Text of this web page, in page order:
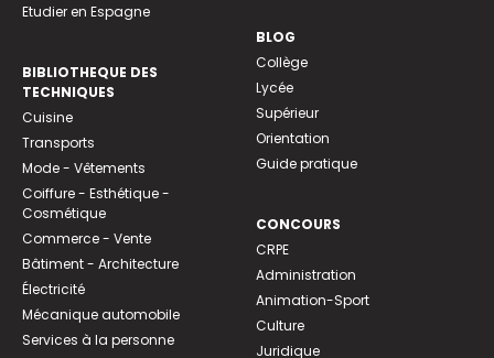
Etudier en Espagne
BIBLIOTHEQUE DES
TECHNIQUES
Cuisine
Transports
Mode - Vêtements
Coiffure - Esthétique -
Cosmétique
Commerce - Vente
Bâtiment - Architecture
Électricité
Mécanique automobile
Services à la personne
BLOG
Collège
Lycée
Supérieur
Orientation
Guide pratique
CONCOURS
CRPE
Administration
Animation-Sport
Culture
Juridique